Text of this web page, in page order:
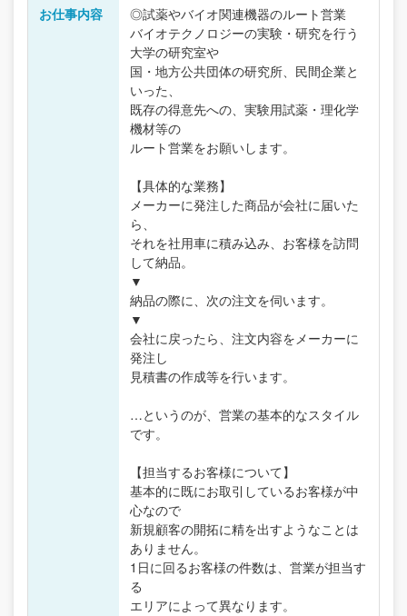
お仕事内容
◎試薬やバイオ関連機器のルート営業
バイオテクノロジーの実験・研究を行う
大学の研究室や
国・地方公共団体の研究所、民間企業と
いった、
既存の得意先への、実験用試薬・理化学
機材等の
ルート営業をお願いします。
【具体的な業務】
メーカーに発注した商品が会社に届いた
ら、
それを社用車に積み込み、お客様を訪問
して納品。
▼
納品の際に、次の注文を伺います。
▼
会社に戻ったら、注文内容をメーカーに
発注し
見積書の作成等を行います。
…というのが、営業の基本的なスタイル
です。
【担当するお客様について】
基本的に既にお取引しているお客様が中
心なので
新規顧客の開拓に精を出すようなことは
ありません。
1日に回るお客様の件数は、営業が担当す
る
エリアによって異なります。